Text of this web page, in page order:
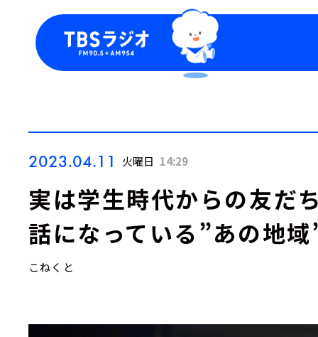
2023.04.11 火曜日 14:29
実は学生時代からの友だ
話になっている”あの地域
こねくと